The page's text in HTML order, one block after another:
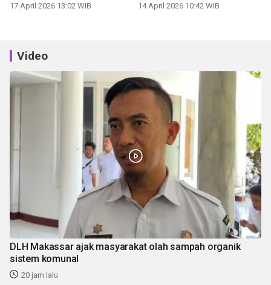
17 April 2026 13:02 WIB 14 April 2026 10:42 WIB
Video
DLH Makassar ajak masyarakat olah sampah organik
sistem komunal
20 jam lalu